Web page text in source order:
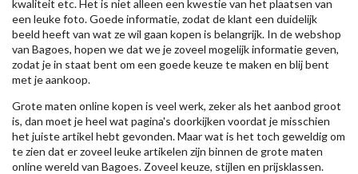
kwaliteit etc. Het is niet alleen een kwestie van het plaatsen van
een leuke foto. Goede informatie, zodat de klant een duidelijk
beeld heeft van wat ze wil gaan kopen is belangrijk. In de webshop
van Bagoes, hopen we dat we je zoveel mogelijk informatie geven,
zodat je in staat bent om een goede keuze te maken en blij bent
met je aankoop.
Grote maten online kopen is veel werk, zeker als het aanbod groot
is, dan moet je heel wat pagina's doorkijken voordat je misschien
het juiste artikel hebt gevonden. Maar wat is het toch geweldig om
te zien dat er zoveel leuke artikelen zijn binnen de grote maten
online wereld van Bagoes. Zoveel keuze, stijlen en prijsklassen.